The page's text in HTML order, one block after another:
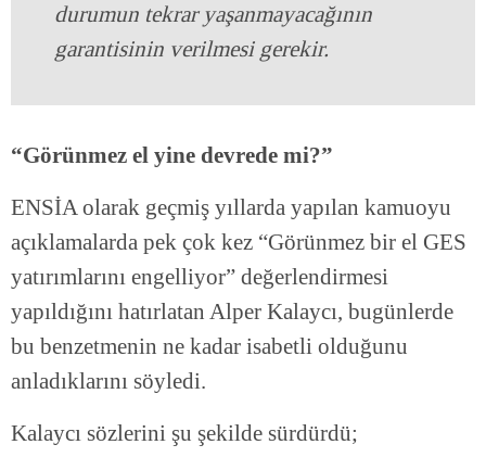
durumun tekrar yaşanmayacağının
garantisinin verilmesi gerekir.
“Görünmez el yine devrede mi?”
ENSİA olarak geçmiş yıllarda yapılan kamuoyu
açıklamalarda pek çok kez “Görünmez bir el GES
yatırımlarını engelliyor” değerlendirmesi
yapıldığını hatırlatan Alper Kalaycı, bugünlerde
bu benzetmenin ne kadar isabetli olduğunu
anladıklarını söyledi.
Kalaycı sözlerini şu şekilde sürdürdü;